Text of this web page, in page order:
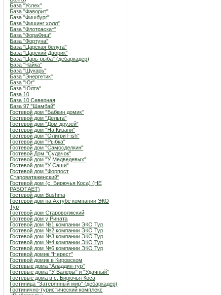
База "Успех"
База "Фаворит"
База "Фишбург"
База "Фишинг холл"
База "Флотраскат"
База "ФораФиш"
База "Фортуна"
База "Царская белуга"
База "Царский Дворик"
База "Царь-рыба" (дебаркадер)
База "Чайка"
База "Щукарь"
База "Энергетик"
База "Юг"
База "Юлта"
База 10
База 10 Северная
База 97 "Шамбай"
Гостевой дом "Бабкин домик"
Гостевой дом "Дельта"
Гостевой дом "Дом друзей"
Гостевой дом "На Кизани"
Гостевой дом "Олигри Fish"
Гостевой дом "Рыбка"
Гостевой дом "Самосделкин"
Гостевой Дом "Судачок"
Гостевой дом "У Медведевых"
Гостевой дом "У Саши"
Гостевой дом "Форпост
Староватаженский"
Гостевой дом (с. Бирючья Коса) (НЕ
РАБОТАЕТ)
Гостевой дом Bushma
Гостевой дом на Ахтубе компании ЭКО
Тур
Гостевой дом Староволжский
Гостевой дом у Рината
Гостевой дом №1 компании ЭКО Тур
Гостевой дом №2 компании ЭКО Тур
Гостевой дом №3 компании ЭКО Тур
Гостевой дом №4 компании ЭКО Тур
Гостевой дом №6 компании ЭКО Тур
Гостевой домик "Нерест"
Гостевой домик в Кировском
Гостевые дома "Аладдин-тур"
Гостевые дома "У Валеры" и "Удачный"
Гостевые дома в с. Бирючья Коса
Гостиница "Затерянный мир" (дебаркадер)
Гостинично-туристический комплекс